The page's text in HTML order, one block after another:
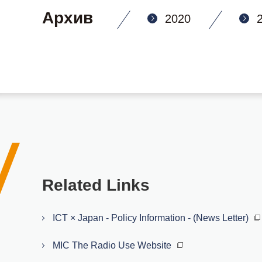
Архив 2020
Related Links
ICT × Japan - Policy Information - (News Letter)
MIC The Radio Use Website